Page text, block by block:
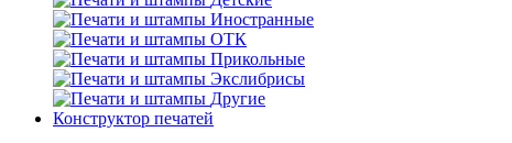
Иностранные
ОТК
Прикольные
Экслибрисы
Другие
Конструктор печатей